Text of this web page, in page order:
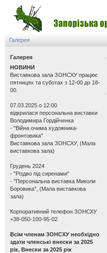
Галерея
Галерея
НОВИНИ
Виставкова зала ЗОНСХУ працює
пятницях та суботах з 12-00 до 18-
00.
07.03.2025 о 12:00
відкрилася персональна виставки
Володимира Гордійченка
- "Війна очима художника-
фронтовика"
Виставкова зала ЗОНСХУ, (Мала
виставкова зала)
Грудень 2024
- "Різдво під сиренами"
- "Персональна виставка Миколи
Боровика", (Мала виставкова
зала)
Корпоративний телефон ЗОНСХУ
+38-050-100-95-02
Всім членам ЗОНСХУ необхідно
здати членські внески за 2025
рік. Внески за 2025 рік